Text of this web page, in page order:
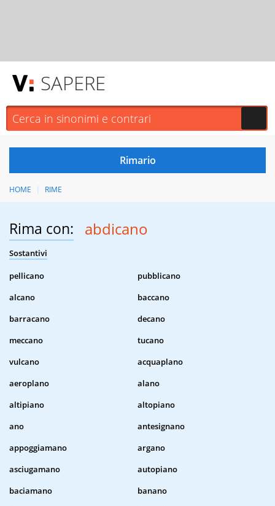
SAPERE
HOME RIME
Rima con: abdicano
Sostantivi
pellicano
pubblicano
alcano
baccano
barracano
decano
meccano
tucano
vulcano
acquaplano
aeroplano
alano
altipiano
altopiano
ano
antesignano
appoggiamano
argano
asciugamano
autopiano
baciamano
banano